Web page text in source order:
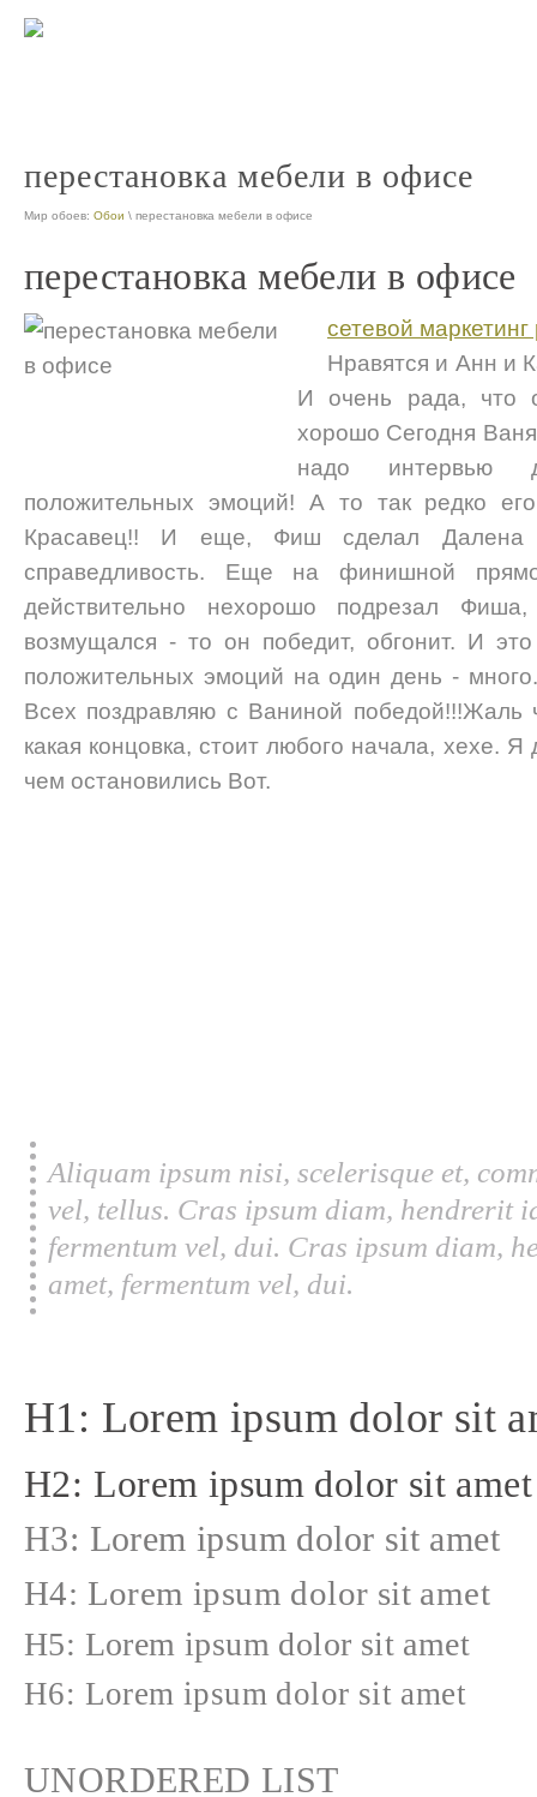
перестановка мебели в офисе
Мир обоев: Обои \ перестановка мебели в офисе
перестановка мебели в офисе
сетевой
Нравятся и Анн и
И очень рада, что
хорошо Сегодня
надо интервью
положительных эмоций! А то так редко
Красавец!! И еще, Фиш сделал
справедливость. Еще на финишной
действительно нехорошо подрезал
возмущался - то он победит, обгонит. И
положительных эмоций на один день -
Всех поздравляю с Ваниной победой!!!Жаль
какая концовка, стоит любого начала, хехе.
чем остановились Вот.
Aliquam ipsum nisi, scelerisque et,
vel, tellus. Cras ipsum diam, hendrerit
fermentum vel, dui. Cras ipsum diam,
amet, fermentum vel, dui.
H1: Lorem ipsum dolor sit
H2: Lorem ipsum dolor sit amet
H3: Lorem ipsum dolor sit amet
H4: Lorem ipsum dolor sit amet
H5: Lorem ipsum dolor sit amet
H6: Lorem ipsum dolor sit amet
UNORDERED LIST